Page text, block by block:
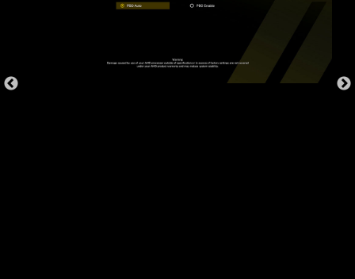
CPU / PWM IC